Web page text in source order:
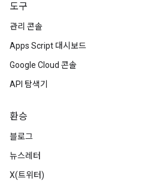
도구
관리 콘솔
Apps Script 대시보드
Google Cloud 콘솔
API 탐색기
환승
블로그
뉴스레터
X(트위터)